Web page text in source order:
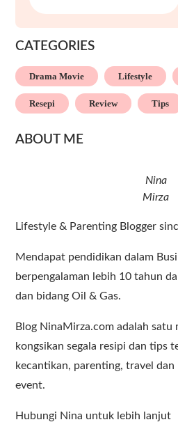
CATEGORIES
Drama Movie Lifestyle
Resepi Review Tips
ABOUT ME
Nina
Mirza
Lifestyle & Parenting Blogger
Mendapat pendidikan dalam
berpengalaman lebih 10 tahun
dan bidang Oil & Gas.
Blog NinaMirza.com adalah satu
kongsikan segala resipi dan tips
kecantikan, parenting, travel
event.
Hubungi Nina untuk lebih lanjut